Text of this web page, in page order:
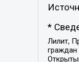
*
Лилит,